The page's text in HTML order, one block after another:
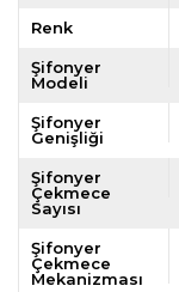
Renk
Şifonyer
Modeli
Şifonyer
Genişliği
Şifonyer
Çekmece
Sayısı
Şifonyer
Çekmece
Mekanizması